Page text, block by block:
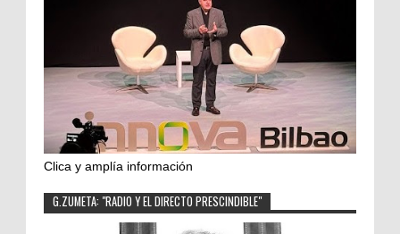
Clica y amplía información
G.ZUMETA: "RADIO Y EL DIRECTO PRESCINDIBLE"